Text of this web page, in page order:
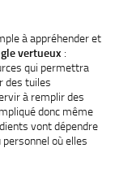
à appréhender et
vertueux :
qui permettra
des tuiles
à remplir des
donc même
vont dépendre
où elles